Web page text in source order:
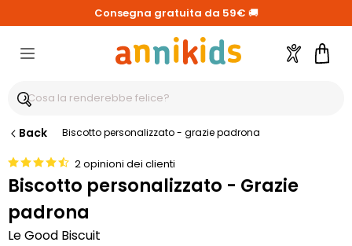
Consegna gratuita da 59€ 🚚
Account
Back Biscotto personalizzato - grazie padrona
2 opinioni dei clienti
Biscotto personalizzato - Grazie
padrona
Le Good Biscuit